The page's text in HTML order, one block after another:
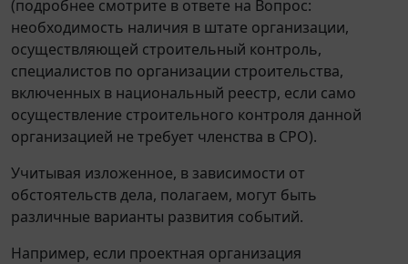
(подробнее смотрите в ответе на Вопрос:
необходимость наличия в штате организации,
осуществляющей строительный контроль,
специалистов по организации строительства,
включенных в национальный реестр, если само
осуществление строительного контроля данной
организацией не требует членства в СРО).
Учитывая изложенное, в зависимости от
обстоятельств дела, полагаем, могут быть
различные варианты развития событий.
Например, если проектная организация